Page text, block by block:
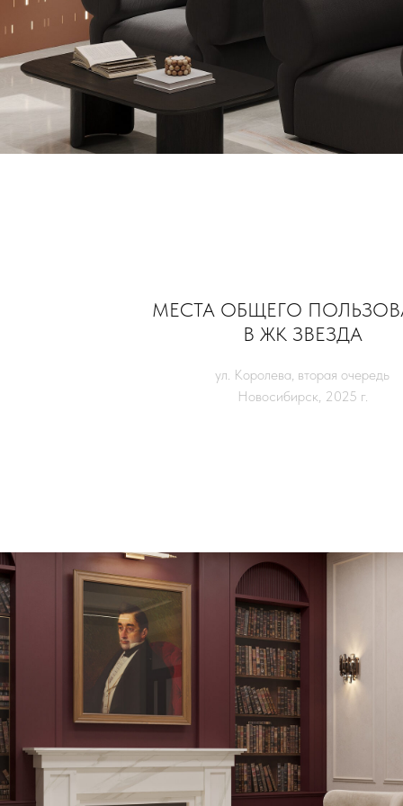
МЕСТА ОБЩЕГО
В ЖК ЗВЕЗДА
ул. Королева, вторая очередь
Новосибирск, 2025 г.